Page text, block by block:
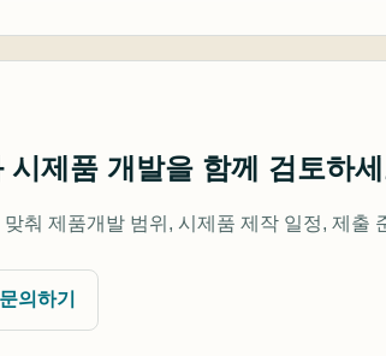
시제품 개발을 함께 검토하
춰 제품개발 범위, 시제품 제작 일정, 제출
문의하기